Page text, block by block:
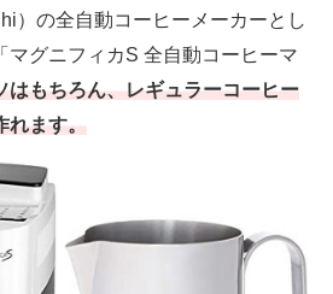
）の全自動コーヒーメーカーとし
マグニフィカS 全自動コーヒーマ
はもちろん、レギュラーコーヒー
れます。